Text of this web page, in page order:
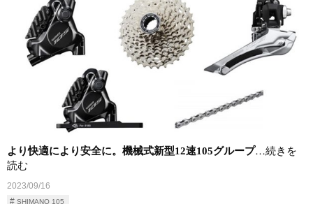
より快適により安全に。機械式新型12速105グループ…続きを
読む
2023/09/16
SHIMANO 105